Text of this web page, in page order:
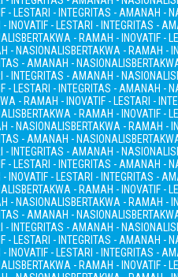
- LESTARI - INTEGRITAS - AMANAH -
INOVATIF - LESTARI - INTEGRITAS -
BERTAKWA - RAMAH - INOVATIF -
- NASIONALISBERTAKWA - RAMAH -
- AMANAH - NASIONALIS
- INTEGRITAS - AMANAH - NASIONALIS
- LESTARI - INTEGRITAS - AMANAH -
- RAMAH - INOVATIF - LESTARI -
BERTAKWA - RAMAH - INOVATIF -
- NASIONALISBERTAKWA - RAMAH -
- AMANAH - NASIONALIS
- INTEGRITAS - AMANAH - NASIONALIS
- LESTARI - INTEGRITAS - AMANAH -
INOVATIF - LESTARI - INTEGRITAS -
BERTAKWA - RAMAH - INOVATIF -
- NASIONALISBERTAKWA - RAMAH -
- AMANAH - NASIONALIS
- INTEGRITAS - AMANAH - NASIONALIS
- LESTARI - INTEGRITAS - AMANAH -
INOVATIF - LESTARI - INTEGRITAS -
BERTAKWA - RAMAH - INOVATIF -